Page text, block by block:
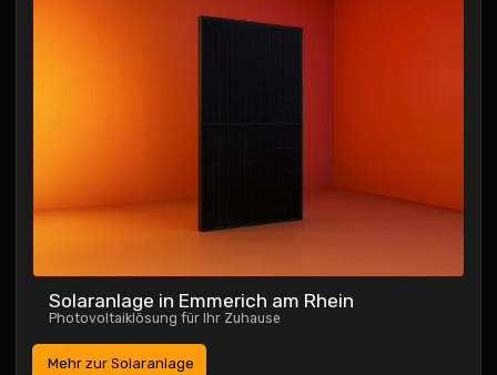
Solaranlage in Emmerich am Rhein
Photovoltaiklösung für Ihr Zuhause
Mehr zur Solaranlage